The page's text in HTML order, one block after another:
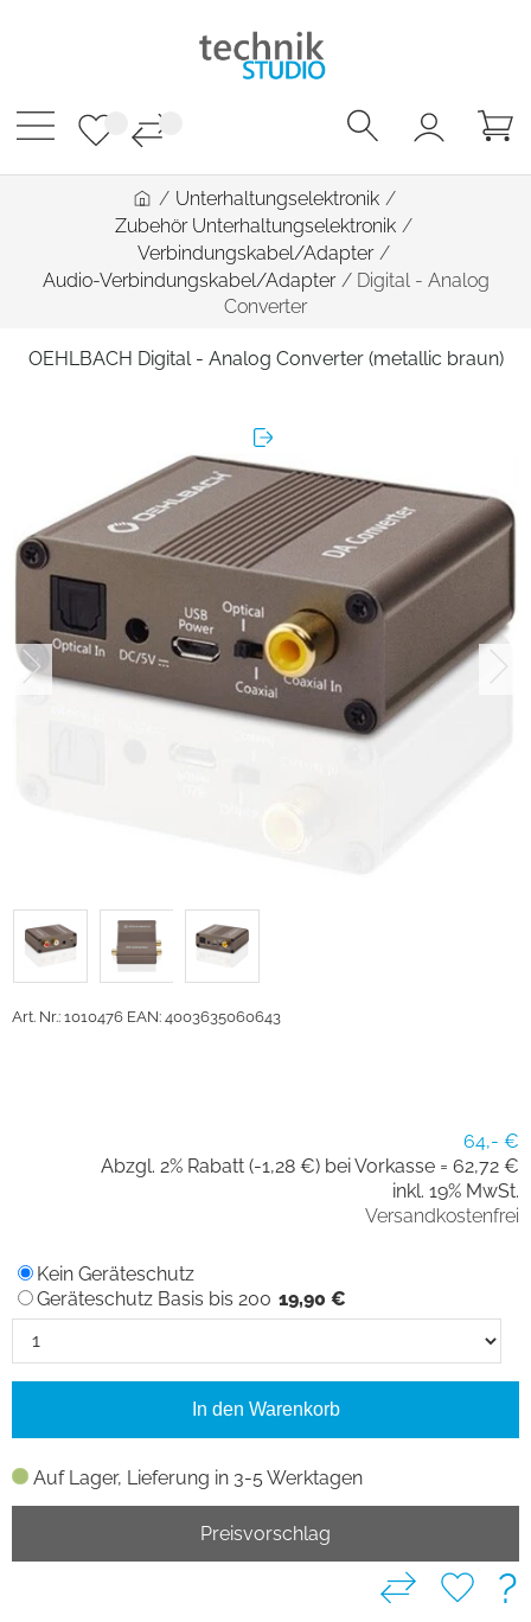
/ Unterhaltungselektronik /
Zubehör Unterhaltungselektronik /
Verbindungskabel/Adapter /
Audio-Verbindungskabel/Adapter / Digital - Analog
Converter
OEHLBACH Digital - Analog Converter (metallic braun)
Art. Nr.: 1010476 EAN: 4003635060643
64,- €
Abzgl. 2% Rabatt (-1,28 €) bei Vorkasse = 62,72 €
inkl. 19% MwSt.
Versandkostenfrei
Auf Lager, Lieferung in 3-5 Werktagen
Kein Geräteschutz
Geräteschutz Basis bis 200 19,90 €
In den Warenkorb
Preisvorschlag
?